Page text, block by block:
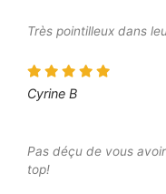
Très pointilleux dans
Cyrine B
Pas déçu de vous
top!